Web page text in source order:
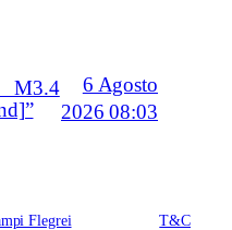
M3.4
6 Agosto
2026 08:03
Flegrei T&C